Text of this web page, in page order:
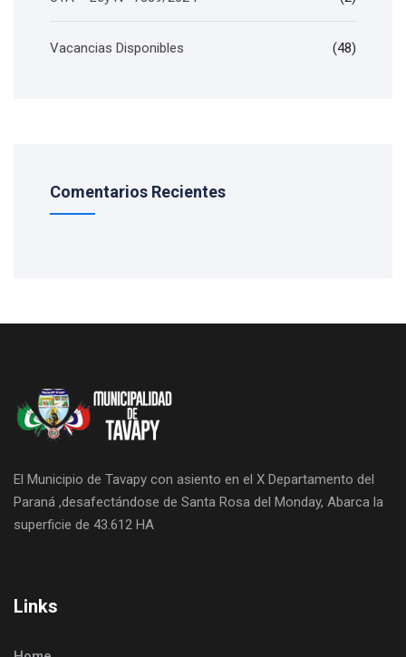
Vacancias Disponibles (48)
Comentarios Recientes
El Municipio de Tavapy con asiento en el X Departamento del
Paraná ,desafectándose de Santa Rosa del Monday, Abarca la
superficie de 43.612 HA
Links